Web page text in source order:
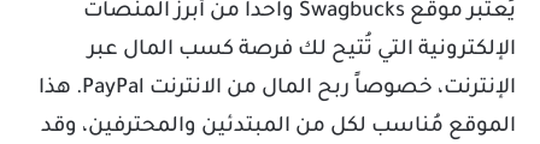
يُعتبر موقع Swagbucks واحداً من أبرز المنصات
الإلكترونية التي تُتيح لك فرصة كسب المال عبر
الإنترنت، خصوصاً ربح المال من الانترنت PayPal. هذا
الموقع مُناسب لكل من المبتدئين والمحترفين، وقد